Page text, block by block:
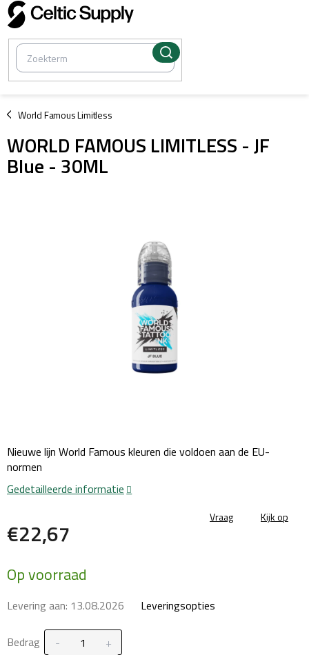
Overslaan
naar
inhoud
World Famous Limitless
/
WORLD FAMOUS LIMITLESS - JF
Blue - 30ML
€22,67
prijs:
Op voorraad
Levering aan: 13.08.2026 Leveringsopties
Bedrag
Nieuwe lijn World Famous kleuren die voldoen aan de EU-
normen
Gedetailleerde informatie
Vraag Kijk op